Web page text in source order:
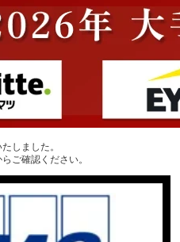
しました。
ご確認ください。